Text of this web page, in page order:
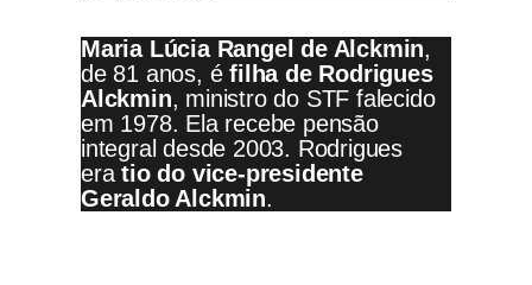
Maria Lúcia Rangel de Alckmin,
de 81 anos, éfilha de Rodrigues
Alckmin, ministro do STF falecido
em 1978. Ela recebe pensão
integral desde 2003. Rodrigues
eratio do vice-presidente
Geraldo Alckmin.